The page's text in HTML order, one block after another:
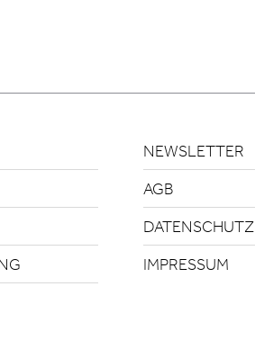
NEWSLETTER
AGB
DATENSCHUTZ
IMPRESSUM